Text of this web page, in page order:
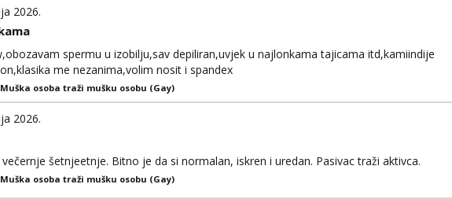
2026.
spermu u izobilju,sav depiliran,uvjek u najlonkama tajicama itd,kamiindije
me nezanima,volim nosit i spandex
Muška osoba traži mušku osobu (Gay)
2026.
šetnjeetnje. Bitno je da si normalan, iskren i uredan. Pasivac traži aktivca.
Muška osoba traži mušku osobu (Gay)